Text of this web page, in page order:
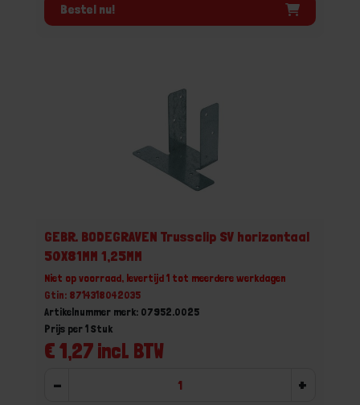
Bestel nu!
GEBR. BODEGRAVEN Trussclip SV horizontaal
50X81MM 1,25MM
Niet op voorraad, levertijd 1 tot meerdere werkdagen
Gtin: 8714318042035
Artikelnummer merk: 07952.0025
€ 1,27 incl. BTW
Prijs per 1 Stuk
- +